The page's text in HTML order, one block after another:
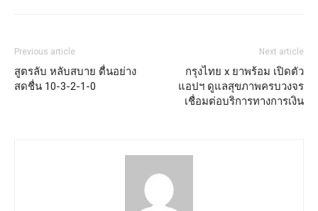
Previous article
สูตรลับ หลับสบาย ตื่นอย่าง
สดชื่น 10-3-2-1-0
Next article
กรุงไทย x ยาพร้อม เปิดตัว
แอปฯ ดูแลสุขภาพครบวงจร
เชื่อมต่อบริการทางการเงิน